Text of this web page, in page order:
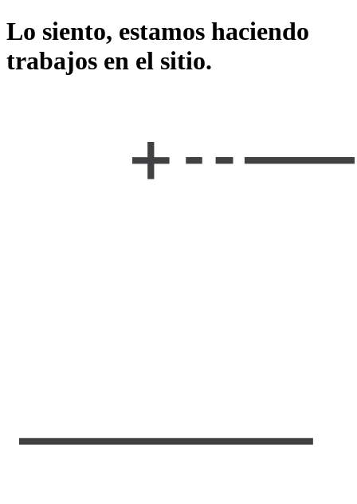
Lo siento, estamos haciendo
trabajos en el sitio.